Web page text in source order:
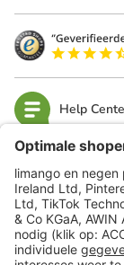
Help
limango
Veilig winkelen
Klantenservice